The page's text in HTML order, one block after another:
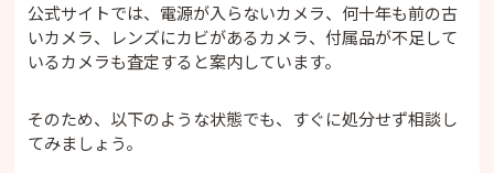
公式サイトでは、電源が入らないカメラ、何十年も前の古
いカメラ、レンズにカビがあるカメラ、付属品が不足して
いるカメラも査定すると案内しています。
そのため、以下のような状態でも、すぐに処分せず相談し
てみましょう。